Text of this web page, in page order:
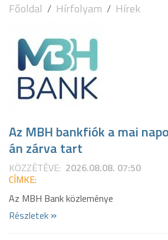
Főoldal Hírfolyam Hírek
Az MBH bankfiók a mai
án zárva tart
KÖZZÉTÉVE: 2026.08.08. 07:50
CÍMKE:
Az MBH Bank közleménye
Részletek »